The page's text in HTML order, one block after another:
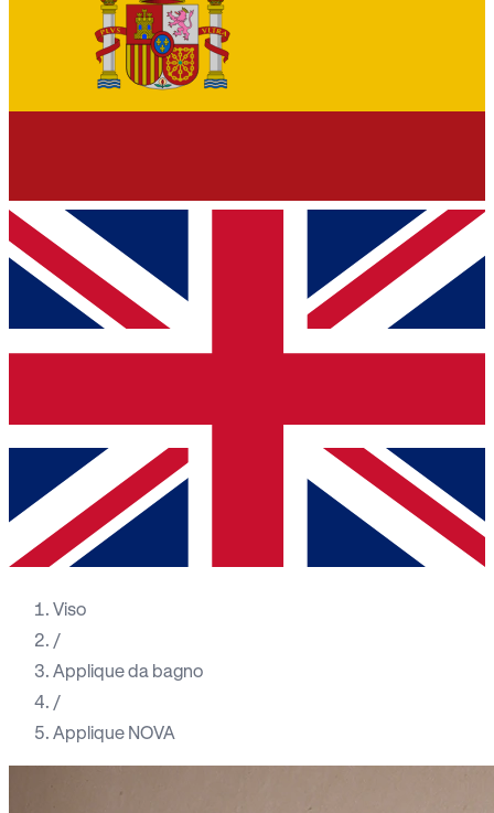
Viso
/
Applique da bagno
/
Applique NOVA